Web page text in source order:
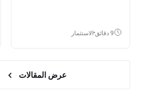
9 دقائق الاستثمار
عرض المقالات